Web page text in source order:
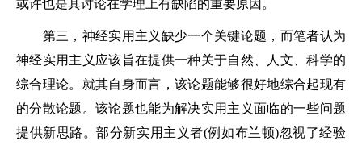
或许也是其讨论在学理上有缺陷的重要原因。
第三，神经实用主义缺少一个关键论题，而笔者认为
神经实用主义应该旨在提供一种关于自然、人文、科学的
综合理论。就其自身而言，该论题能够很好地综合起现有
的分散论题。该论题也能为解决实用主义面临的一些问题
提供新思路。部分新实用主义者(例如布兰顿)忽视了经验